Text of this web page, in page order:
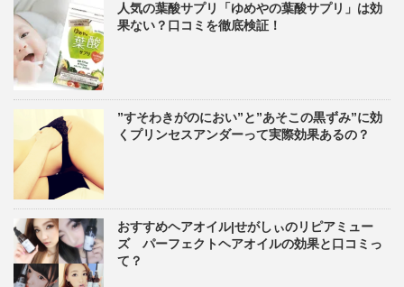
人気の葉酸サプリ「ゆめやの葉酸サプリ」は効
果ない？口コミを徹底検証！
”すそわきがのにおい”と”あそこの黒ずみ”に効
くプリンセスアンダーって実際効果あるの？
おすすめヘアオイル|せがしぃのリピアミュー
ズ パーフェクトヘアオイルの効果と口コミっ
て？